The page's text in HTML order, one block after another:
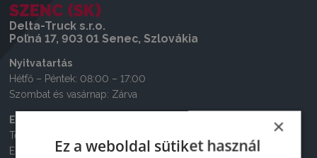
SZENC (SK)
Delta-Truck s.r.o.
Poľná 17, 903 01 Senec, Szlovákia
Nyitvatartás
Hétfő – Péntek: 08:00 – 17:00
Szombat és vasárnap: Zárva
Elérhetőségek
Telefonszám:
E-mail:
marketing@deltatruck.sk
×
Ez a weboldal sütiket használ